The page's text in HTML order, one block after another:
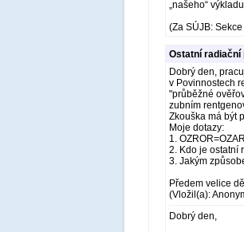
„našeho“
(Za SÚJB:
Ostatní
Dobrý den,
v Povinnostech
"průběžné
zubním
Zkouška má být
Moje dotazy:
1.
2. Kdo je ostatní
3. Jakým
Předem velice
(Vložil(a):
Dobrý den,